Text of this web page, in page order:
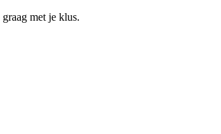
met je klus.